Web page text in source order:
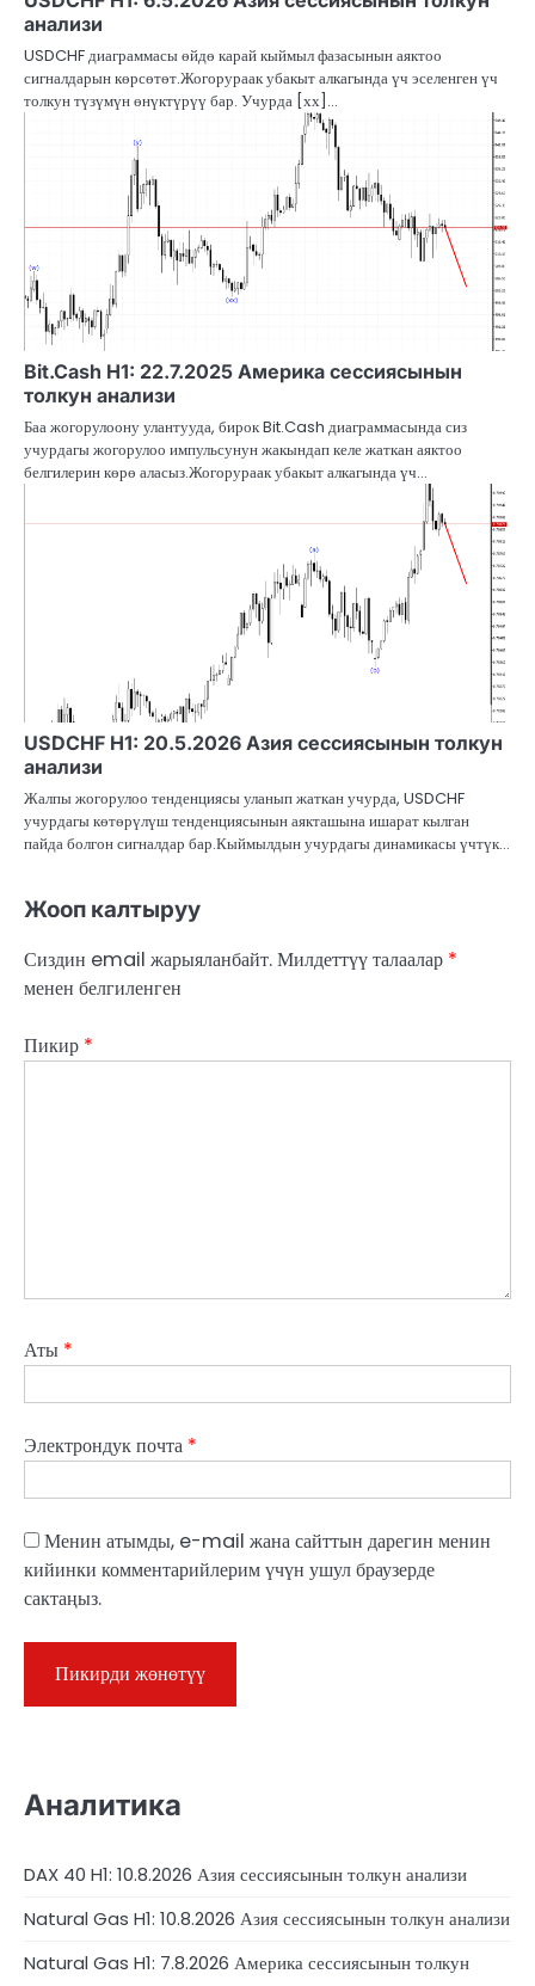
анализи
USDCHF диаграммасы өйдө карай кыймыл фазасынын аяктоо
сигналдарын көрсөтөт.Жогорураак убакыт алкагында үч эселенген үч
толкун түзүмүн өнүктүрүү бар. Учурда [хх]…
Bit.Cash H1: 22.7.2025 Америка сессиясынын
толкун анализи
Баа жогорулоону улантууда, бирок Bit.Cash диаграммасында сиз
учурдагы жогорулоо импульсунун жакындап келе жаткан аяктоо
белгилерин көрө аласыз.Жогорураак убакыт алкагында үч…
USDCHF H1: 20.5.2026 Азия сессиясынын толкун
анализи
Жалпы жогорулоо тенденциясы уланып жаткан учурда, USDCHF
учурдагы көтөрүлүш тенденциясынын аякташына ишарат кылган
пайда болгон сигналдар бар.Кыймылдын учурдагы динамикасы үчтүк…
Жооп калтыруу
Сиздин email жарыяланбайт.Милдеттүү талаалар *
менен белгиленген
Пикир *
Аты *
Электрондук почта *
Менин атымды, e-mail жана сайттын дарегин менин
кийинки комментарийлерим үчүн ушул браузерде
сактаңыз.
Аналитика
DAX 40 H1: 10.8.2026 Азия сессиясынын толкун анализи
Natural Gas H1: 10.8.2026 Азия сессиясынын толкун анализи
Natural Gas H1: 7.8.2026 Америка сессиясынын толкун